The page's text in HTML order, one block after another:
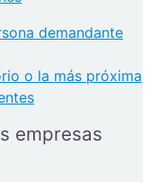
demandante
o la más próxima
empresas